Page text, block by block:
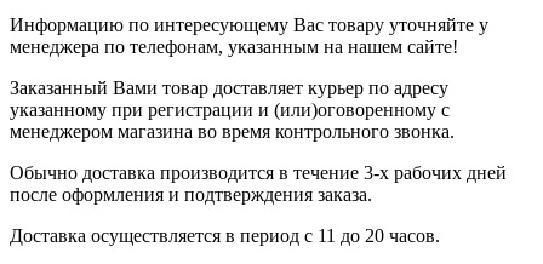
Информацию по интересующему Вас товару уточняйте у
менеджера по телефонам, указанным на нашем сайте!
Заказанный Вами товар доставляет курьер по адресу
указанному при регистрации и (или)оговоренному с
менеджером магазина во время контрольного звонка.
Обычно доставка производится в течение 3-х рабочих дней
после оформления и подтверждения заказа.
Доставка осуществляется в период с 11 до 20 часов.